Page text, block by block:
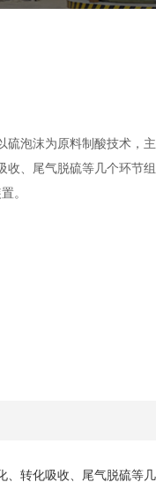
硫泡沫为原料制酸技术，
收、尾气脱硫等几个环节
。
转化吸收、尾气脱硫等